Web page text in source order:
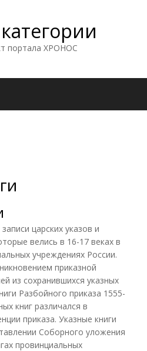
портала ХРОНОС
царских указов и
велись в 16-17 веках в
учреждениях России.
приказной
из сохранившихся указных
Разбойного приказа 1555-
книг различался в
приказа. Указные книги
Соборного уложения
провинциальных